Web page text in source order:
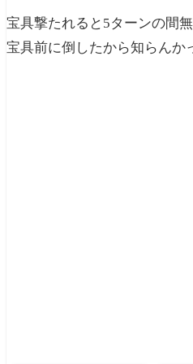
宝具撃たれると5ターンの間
宝具前に倒したから知らんか